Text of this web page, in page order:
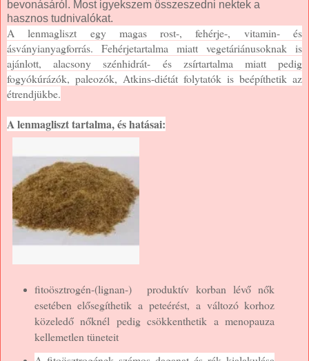
bevonásáról. Most igyekszem összeszedni nektek a
hasznos tudnivalókat.
A lenmagliszt egy magas rost-, fehérje-, vitamin- és
ásványianyagforrás. Fehérjetartalma miatt vegetáriánusoknak is
ajánlott, alacsony szénhidrát- és zsírtartalma miatt pedig
fogyókúrázók, paleozók, Atkins-diétát folytatók is beépíthetik az
étrendjükbe.
A lenmagliszt tartalma, és hatásai:
fitoösztrogén-(lignan-)
produktív korban lévő nők
esetében elősegíthetik a peteérést, a változó korhoz
közeledő nőknél pedig csökkenthetik a menopauza
kellemetlen tüneteit